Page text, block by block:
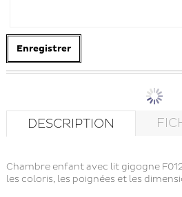
Enregistrer
DESCRIPTION
Chambre enfant avec lit gigogne
les coloris, les poignées et les